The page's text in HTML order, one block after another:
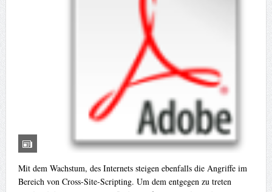
Mit dem Wachstum, des Internets steigen ebenfalls die Angriffe im
Bereich von Cross-Site-Scripting. Um dem entgegen zu treten